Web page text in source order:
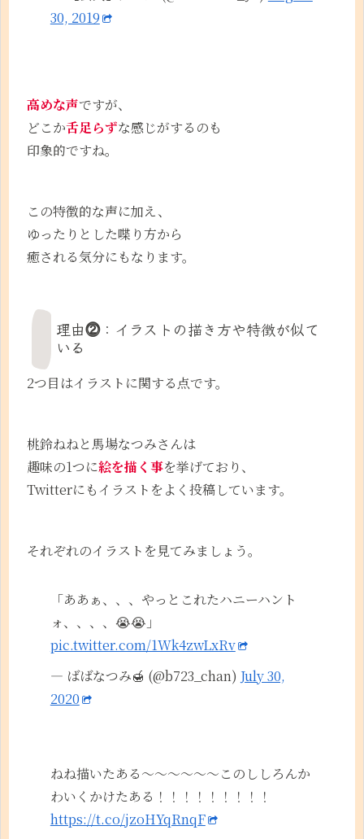
30, 2019
高めな声ですが、
どこか舌足らずな感じがするのも
印象的ですね。
この特徴的な声に加え、
ゆったりとした喋り方から
癒される気分にもなります。
理由⓶：イラストの描き方や特徴が似て
いる
2つ目はイラストに関する点です。
桃鈴ねねと馬場なつみさんは
趣味の1つに絵を描く事を挙げており、
Twitterにもイラストをよく投稿しています。
それぞれのイラストを見てみましょう。
「ああぁ、、、やっとこれたハニーハント
ォ、、、、😭😭」
pic.twitter.com/1Wk4zwLxRv
— ばばなつみ🍯 (@b723_chan) July 30,
2020
ねね描いたある～～～～～～このししろんか
わいくかけたある！！！！！！！！！
https://t.co/jzoHYqRnqF